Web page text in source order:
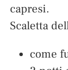
capresi.
Scaletta
come